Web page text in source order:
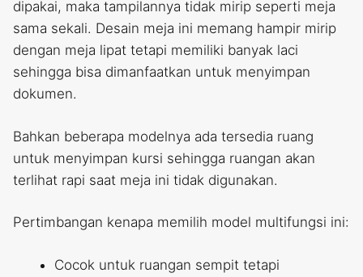
dipakai, maka tampilannya tidak mirip seperti meja
sama sekali. Desain meja ini memang hampir mirip
dengan meja lipat tetapi memiliki banyak laci
sehingga bisa dimanfaatkan untuk menyimpan
dokumen.
Bahkan beberapa modelnya ada tersedia ruang
untuk menyimpan kursi sehingga ruangan akan
terlihat rapi saat meja ini tidak digunakan.
Pertimbangan kenapa memilih model multifungsi ini:
Cocok untuk ruangan sempit tetapi